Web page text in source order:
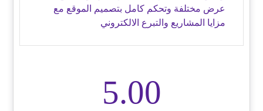
عرض مختلفة وتحكم كامل بتصميم الموقع مع
مزايا المشاريع والتبرع الالكتروني
5.00